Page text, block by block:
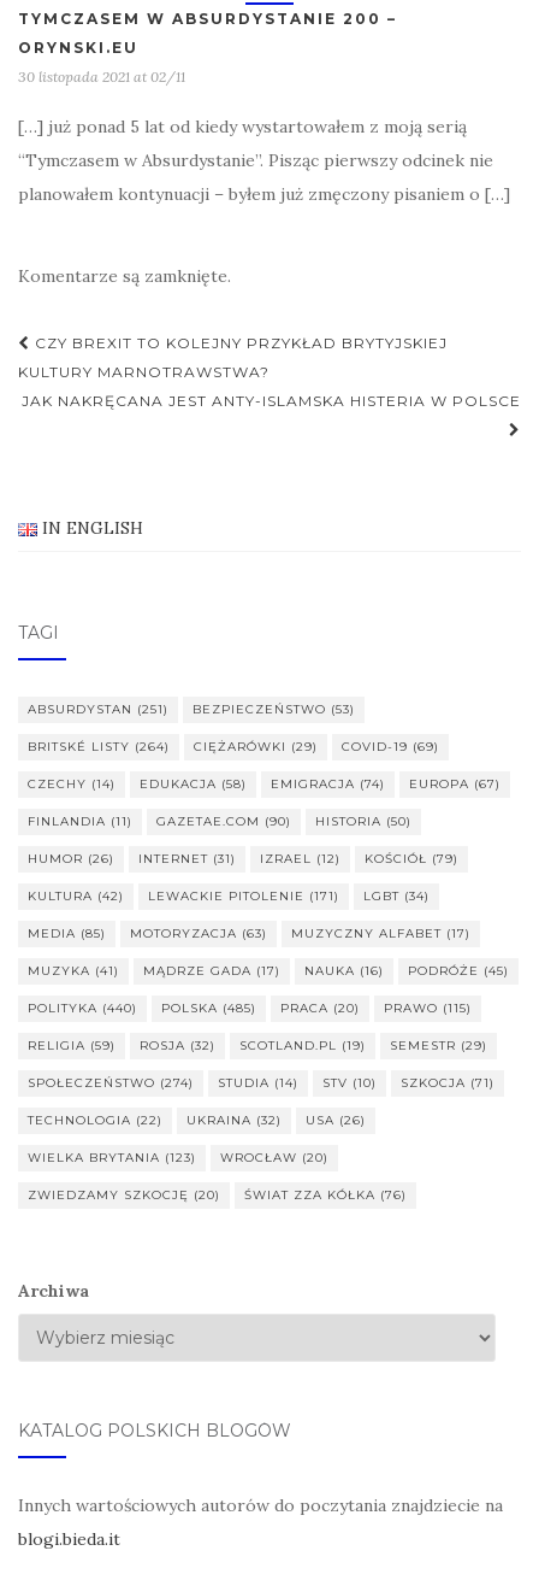
TYMCZASEM W ABSURDYSTANIE 200 –
ORYNSKI.EU
30 listopada 2021 at 02/11
[…] już ponad 5 lat od kiedy wystartowałem z moją serią
“Tymczasem w Absurdystanie”. Pisząc pierwszy odcinek nie
planowałem kontynuacji – byłem już zmęczony pisaniem o […]
Komentarze są zamknięte.
Nawigacja
postu
CZY BREXIT TO KOLEJNY PRZYKŁAD BRYTYJSKIEJ
KULTURY MARNOTRAWSTWA?
JAK NAKRĘCANA JEST ANTY-ISLAMSKA HISTERIA W POLSCE
IN ENGLISH
TAGI
ABSURDYSTAN (251) BEZPIECZEŃSTWO (53)
BRITSKÉ LISTY (264) CIĘŻARÓWKI (29) COVID-19 (69)
CZECHY (14) EDUKACJA (58) EMIGRACJA (74) EUROPA (67)
FINLANDIA (11) GAZETAE.COM (90) HISTORIA (50)
HUMOR (26) INTERNET (31) IZRAEL (12) KOŚCIÓŁ (79)
KULTURA (42) LEWACKIE PITOLENIE (171) LGBT (34)
MEDIA (85) MOTORYZACJA (63) MUZYCZNY ALFABET (17)
MUZYKA (41) MĄDRZE GADA (17) NAUKA (16) PODRÓŻE (45)
POLITYKA (440) POLSKA (485) PRACA (20) PRAWO (115)
RELIGIA (59) ROSJA (32) SCOTLAND.PL (19) SEMESTR (29)
SPOŁECZEŃSTWO (274) STUDIA (14) STV (10) SZKOCJA (71)
TECHNOLOGIA (22) UKRAINA (32) USA (26)
WIELKA BRYTANIA (123) WROCŁAW (20)
ZWIEDZAMY SZKOCJĘ (20) ŚWIAT ZZA KÓŁKA (76)
Archiwa
KATALOG POLSKICH BLOGÓW
Innych wartościowych autorów do poczytania znajdziecie na
blogi.bieda.it